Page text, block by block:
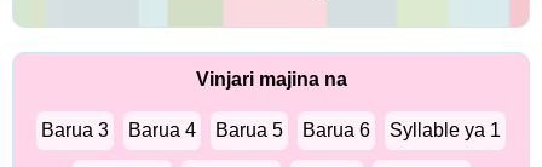
Vinjari majina na
Barua 3 Barua 4 Barua 5 Barua 6 Syllable ya 1